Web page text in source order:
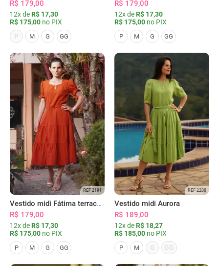
R$ 179,00
12x de R$ 17,30
R$ 175,00 no PIX
P
M G GG
R$ 179,00
12x de R$ 17,30
R$ 175,00 no PIX
P M G GG
REF 2191
Vestido midi Fátima terracota
R$ 179,00
12x de R$ 17,30
R$ 175,00 no PIX
P M G GG
REF 2208
Vestido midi Aurora
R$ 189,00
12x de R$ 18,27
R$ 185,00 no PIX
P M G GG